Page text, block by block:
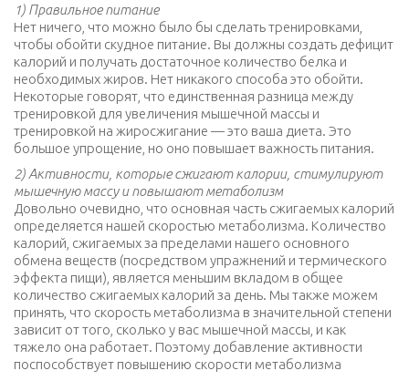
1) Правильное питание
Нет ничего, что можно было бы сделать тренировками,
чтобы обойти скудное питание. Вы должны создать дефицит
калорий и получать достаточное количество белка и
необходимых жиров. Нет никакого способа это обойти.
Некоторые говорят, что единственная разница между
тренировкой для увеличения мышечной массы и
тренировкой на жиросжигание — это ваша диета. Это
большое упрощение, но оно повышает важность питания.
2) Активности, которые сжигают калории, стимулируют
мышечную массу и повышают метаболизм
Довольно очевидно, что основная часть сжигаемых калорий
определяется нашей скоростью метаболизма. Количество
калорий, сжигаемых за пределами нашего основного
обмена веществ (посредством упражнений и термического
эффекта пищи), является меньшим вкладом в общее
количество сжигаемых калорий за день. Мы также можем
принять, что скорость метаболизма в значительной степени
зависит от того, сколько у вас мышечной массы, и как
тяжело она работает. Поэтому добавление активности
поспособствует повышению скорости метаболизма